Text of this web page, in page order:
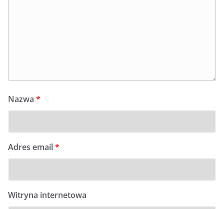
Nazwa *
Adres email*
Witryna internetowa